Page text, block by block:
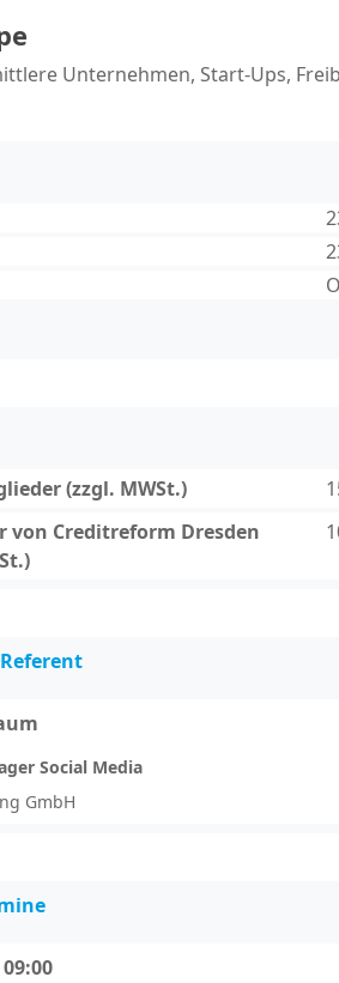
Unternehmen, Start-Ups,
(zzgl. MWSt.)
von Creditreform Dresden
Social Media
GmbH